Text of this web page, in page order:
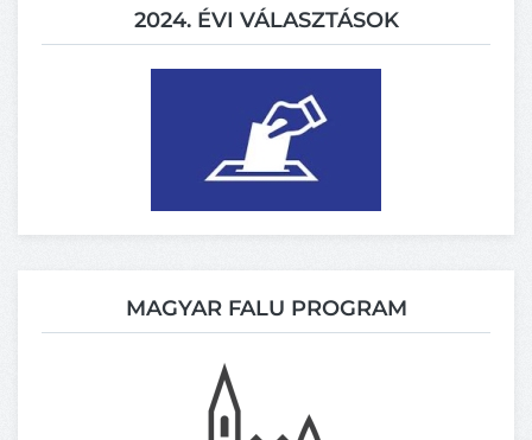
2024. ÉVI VÁLASZTÁSOK
MAGYAR FALU PROGRAM